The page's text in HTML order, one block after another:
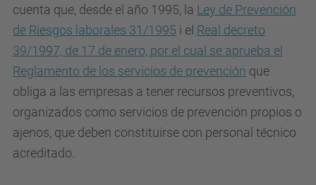
cuenta que, desde el año 1995, la Ley de Prevención
de Riesgos laborales 31/1995 i el Real decreto
39/1997, de 17 de enero, por el cual se aprueba el
Reglamento de los servicios de prevención que
obliga a las empresas a tener recursos preventivos,
organizados como servicios de prevención propios o
ajenos, que deben constituirse con personal técnico
acreditado.